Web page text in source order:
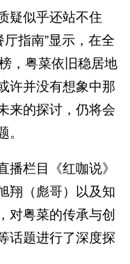
疑似乎还站不住
指南”显示，在全
，粤菜依旧稳居地
许并没有想象中那
来的探讨，仍将会
。
播栏目《红咖说》
翔（彪哥）以及知
对粤菜的传承与创
话题进行了深度探